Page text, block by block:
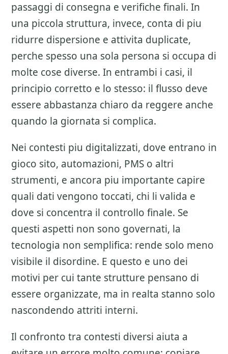
passaggi di consegna e verifiche finali. In
una piccola struttura, invece, conta di piu
ridurre dispersione e attivita duplicate,
perche spesso una sola persona si occupa di
molte cose diverse. In entrambi i casi, il
principio corretto e lo stesso: il flusso deve
essere abbastanza chiaro da reggere anche
quando la giornata si complica.
Nei contesti piu digitalizzati, dove entrano in
gioco sito, automazioni, PMS o altri
strumenti, e ancora piu importante capire
quali dati vengono toccati, chi li valida e
dove si concentra il controllo finale. Se
questi aspetti non sono governati, la
tecnologia non semplifica: rende solo meno
visibile il disordine. E questo e uno dei
motivi per cui tante strutture pensano di
essere organizzate, ma in realta stanno solo
nascondendo attriti interni.
Il confronto tra contesti diversi aiuta a